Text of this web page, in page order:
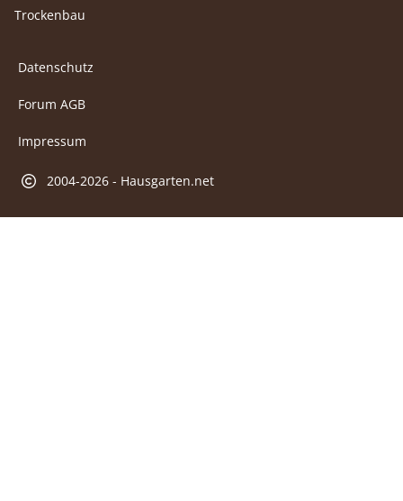
Trockenbau
Datenschutz
Forum AGB
Impressum
2004-2026 - Hausgarten.net